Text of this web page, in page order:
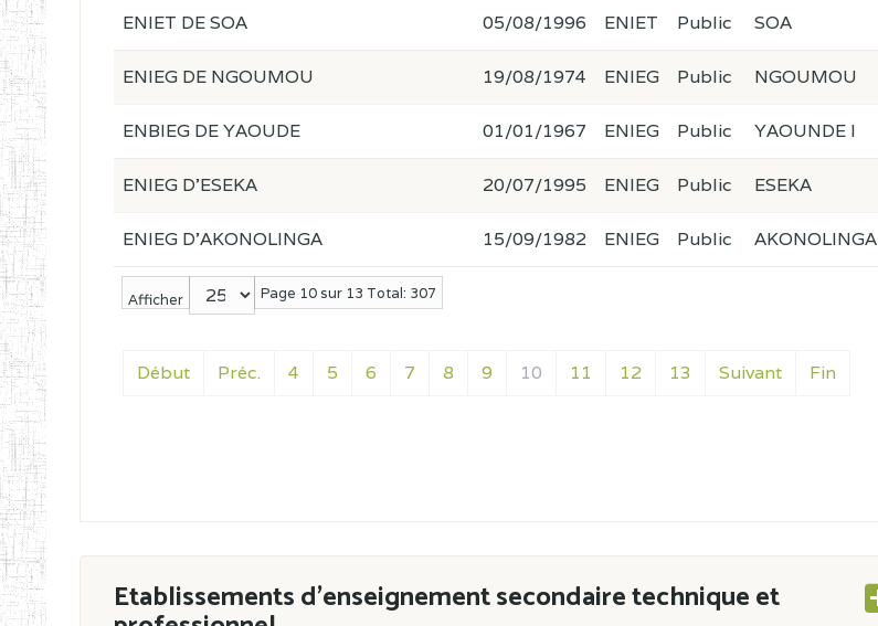
Afficher Page 10 sur 13 Total: 307
Début Préc. 4 5 6 7 8 9 10 11 12 13 Suivant Fin
ENIET DE SOA 05/08/1996 ENIET Public SOA
ENIEG DE NGOUMOU 19/08/1974 ENIEG Public NGOUMOU
ENBIEG DE YAOUDE 01/01/1967 ENIEG Public YAOUNDE I
ENIEG D'ESEKA 20/07/1995 ENIEG Public ESEKA
ENIEG D'AKONOLINGA 15/09/1982 ENIEG Public AKONOLINGA
Etablissements d'enseignement secondaire technique et